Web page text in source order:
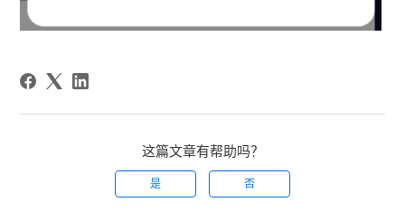
这篇文章有帮助吗？
是 否